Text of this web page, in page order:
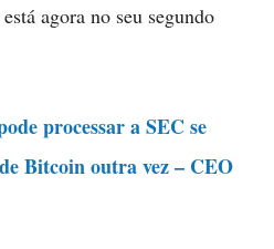
agora no seu segundo
processar a SEC se
Bitcoin outra vez – CEO